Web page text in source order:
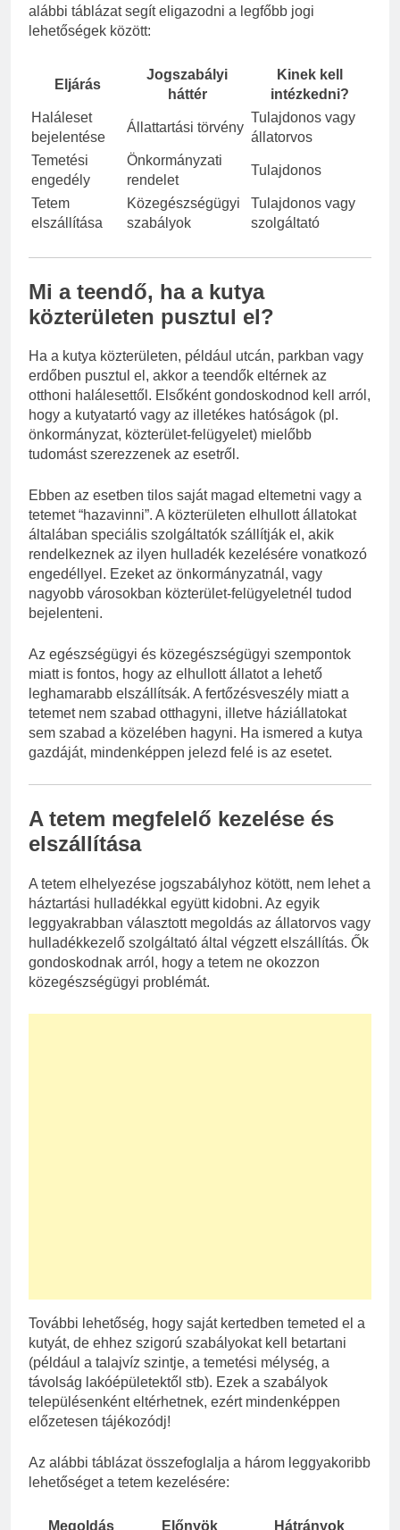
alábbi táblázat segít eligazodni a legfőbb jogi
lehetőségek között:
Eljárás
Jogszabályi
háttér
Kinek kell
intézkedni?
Haláleset
bejelentése
Állattartási törvény
Tulajdonos vagy
állatorvos
Temetési
engedély
Önkormányzati
rendelet
Tulajdonos
Tetem
elszállítása
Közegészségügyi
szabályok
Tulajdonos vagy
szolgáltató
Mi a teendő, ha a kutya
közterületen pusztul el?
Ha a kutya közterületen, például utcán, parkban vagy
erdőben pusztul el, akkor a teendők eltérnek az
otthoni halálesettől. Elsőként gondoskodnod kell arról,
hogy a kutyatartó vagy az illetékes hatóságok (pl.
önkormányzat, közterület-felügyelet) mielőbb
tudomást szerezzenek az esetről.
Ebben az esetben tilos saját magad eltemetni vagy a
tetemet “hazavinni”. A közterületen elhullott állatokat
általában speciális szolgáltatók szállítják el, akik
rendelkeznek az ilyen hulladék kezelésére vonatkozó
engedéllyel. Ezeket az önkormányzatnál, vagy
nagyobb városokban közterület-felügyeletnél tudod
bejelenteni.
Az egészségügyi és közegészségügyi szempontok
miatt is fontos, hogy az elhullott állatot a lehető
leghamarabb elszállítsák. A fertőzésveszély miatt a
tetemet nem szabad otthagyni, illetve háziállatokat
sem szabad a közelében hagyni. Ha ismered a kutya
gazdáját, mindenképpen jelezd felé is az esetet.
A tetem megfelelő kezelése és
elszállítása
A tetem elhelyezése jogszabályhoz kötött, nem lehet a
háztartási hulladékkal együtt kidobni. Az egyik
leggyakrabban választott megoldás az állatorvos vagy
hulladékkezelő szolgáltató által végzett elszállítás. Ők
gondoskodnak arról, hogy a tetem ne okozzon
közegészségügyi problémát.
További lehetőség, hogy saját kertedben temeted el a
kutyát, de ehhez szigorú szabályokat kell betartani
(például a talajvíz szintje, a temetési mélység, a
távolság lakóépületektől stb). Ezek a szabályok
településenként eltérhetnek, ezért mindenképpen
előzetesen tájékozódj!
Az alábbi táblázat összefoglalja a három leggyakoribb
lehetőséget a tetem kezelésére:
Megoldás Előnyök Hátrányok